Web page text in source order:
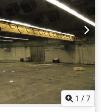
1 /7